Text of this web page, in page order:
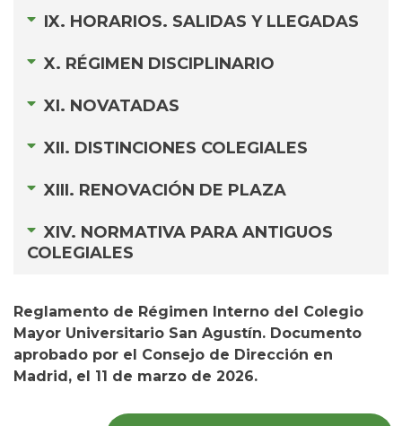
IX. HORARIOS. SALIDAS Y LLEGADAS
X. RÉGIMEN DISCIPLINARIO
XI. NOVATADAS
XII. DISTINCIONES COLEGIALES
XIII. RENOVACIÓN DE PLAZA
XIV. NORMATIVA PARA ANTIGUOS
COLEGIALES
Reglamento de Régimen Interno del Colegio
Mayor Universitario San Agustín. Documento
aprobado por el Consejo de Dirección en
Madrid, el 11 de marzo de 2026.